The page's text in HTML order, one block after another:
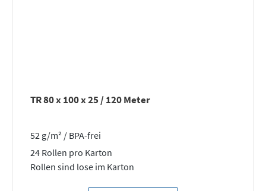
TR 80 x 100 x 25 / 120 Meter
52 g/m² / BPA-frei
24 Rollen pro Karton
Rollen sind lose im Karton